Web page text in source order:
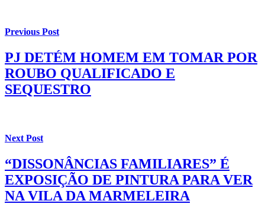
Previous Post
PJ DETÉM HOMEM EM TOMAR POR
ROUBO QUALIFICADO E
SEQUESTRO
Next Post
“DISSONÂNCIAS FAMILIARES” É
EXPOSIÇÃO DE PINTURA PARA VER
NA VILA DA MARMELEIRA